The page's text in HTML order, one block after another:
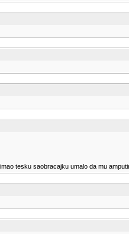
tesku saobracajku umalo da mu